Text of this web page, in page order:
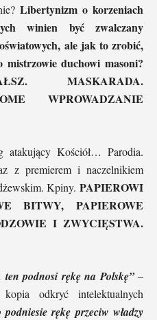
Libertynizm o korzeniach
winien być zwalczany
ale jak to zrobić,
mistrzowie duchowi masoni?
MASKARADA.
WPROWADZANIE
atakujący Kościół… Parodia.
z premierem i naczelnikiem
Kpiny. PAPIEROWI
BITWY, PAPIEROWE
I ZWYCIĘSTWA.
podnosi rękę na Polskę”–
odkryć intelektualnych
rękę przeciw władzy